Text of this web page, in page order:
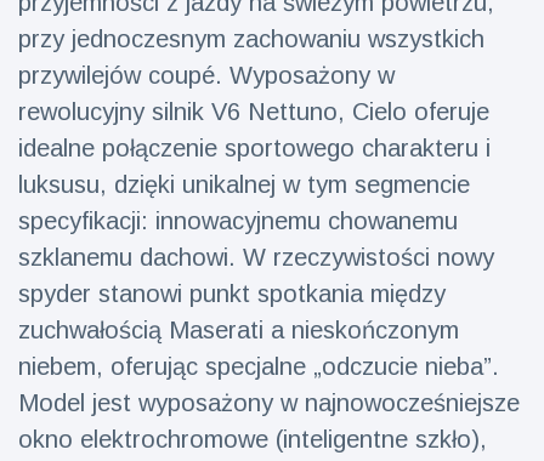
publiczność
Konserywiści
świętują
narodziny
pierwszego
tapira
nizinne w
brytyjskim
zoo od 14 lat
16 July
175
Poglądy
Mężczyzna z
Florydy
aresztowany
po odpaleniu
fajerwerków
z jadącego
samochodu
16 July
158
Poglądy
przy jednoczesnym zachowaniu wszystkich
przywilejów coupé. Wyposażony w
rewolucyjny silnik V6 Nettuno, Cielo oferuje
idealne połączenie sportowego charakteru i
luksusu, dzięki unikalnej w tym segmencie
specyfikacji: innowacyjnemu chowanemu
szklanemu dachowi. W rzeczywistości nowy
spyder stanowi punkt spotkania między
zuchwałością Maserati a nieskończonym
niebem, oferując specjalne „odczucie nieba”.
Model jest wyposażony w najnowocześniejsze
okno elektrochromowe (inteligentne szkło),